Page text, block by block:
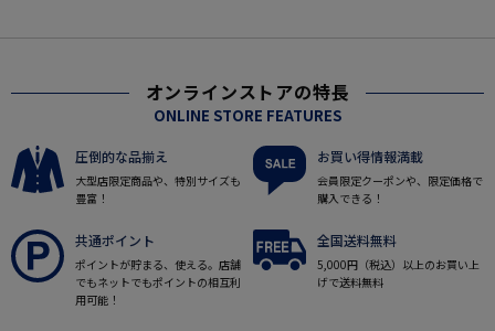
オンラインストアの特長
ONLINE STORE FEATURES
圧倒的な品揃え
大型店限定商品や、特別サイズも
豊富！
お買い得情報満載
会員限定クーポンや、限定価格で
購入できる！
共通ポイント
ポイントが貯まる、使える。店舗
でもネットでもポイントの相互利
用可能！
全国送料無料
5,000円（税込）以上のお買い上
げで送料無料